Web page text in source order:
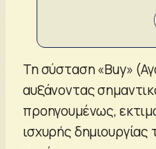
Τη σύσταση «Buy»
αυξάνοντας
προηγουμένως,
ισχυρής